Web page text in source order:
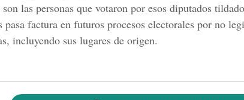
las personas que votaron por esos diputados
pasa factura en futuros procesos electorales por no
incluyendo sus lugares de origen.